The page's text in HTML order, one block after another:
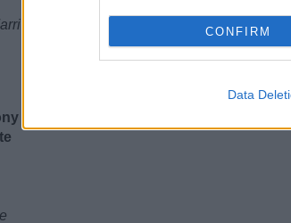
CONFIRM
Data
de l'hiver blanc